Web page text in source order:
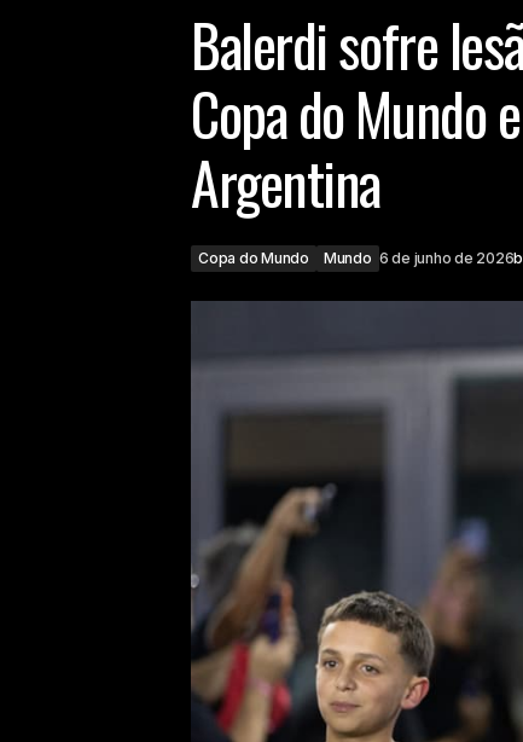
Balerdi sofre
Copa do Mundo
Argentina
Copa do Mundo Mundo 6 de junho de 2026